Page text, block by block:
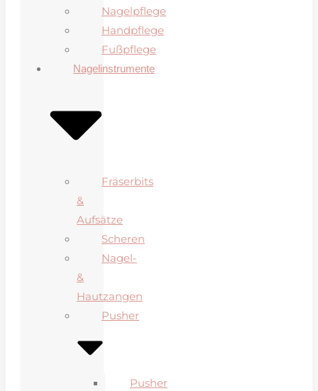
Nagelpflege
Handpflege
Fußpflege
Nagelinstrumente
Fräserbits
&
Aufsätze
Scheren
Nagel-
&
Hautzangen
Pusher
Pusher